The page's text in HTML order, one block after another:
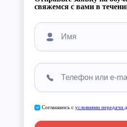
свяжемся с вами в
Соглашаюсь с условиями передачи